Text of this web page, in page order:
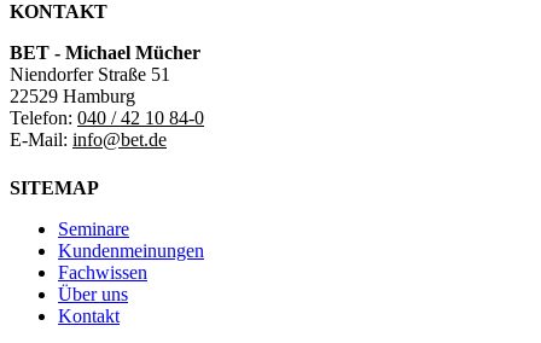
KONTAKT
BET - Michael Mücher
Niendorfer Straße 51
22529 Hamburg
Telefon: 040 / 42 10 84-0
E-Mail: info@bet.de
SITEMAP
Seminare
Kundenmeinungen
Fachwissen
Über uns
Kontakt